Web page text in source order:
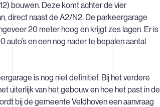
bouwen. Deze komt achter de vier
direct naast de A2/N2. De parkeergarage
20 meter hoog en krijgt zes lagen. Er is
auto’s en een nog nader te bepalen aantal
is nog niet definitief. Bij het verdere
uiterlijk van het gebouw en hoe het past in de
bij de gemeente Veldhoven een aanvraag